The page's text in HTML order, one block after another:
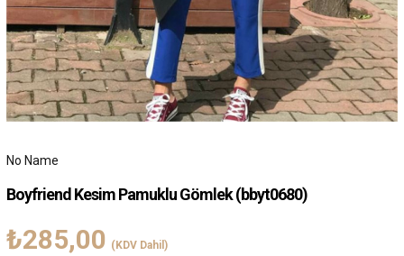
No Name
Boyfriend Kesim Pamuklu Gömlek(bbyt0680)
₺285,00 (KDV Dahil)